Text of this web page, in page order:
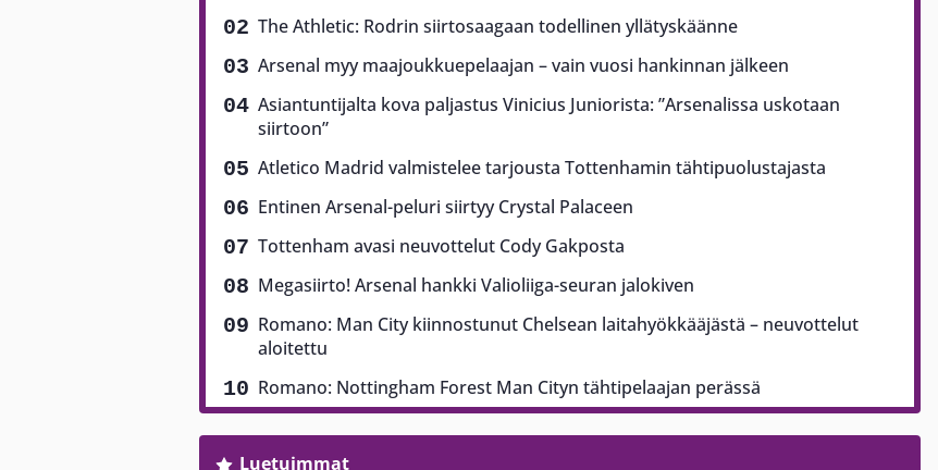
The Athletic: Rodrin siirtosaagaan todellinen yllätyskäänne
Arsenal myy maajoukkuepelaajan – vain vuosi hankinnan jälkeen
Asiantuntijalta kova paljastus Vinicius Juniorista: ”Arsenalissa uskotaan
siirtoon”
Atletico Madrid valmistelee tarjousta Tottenhamin tähtipuolustajasta
Entinen Arsenal-peluri siirtyy Crystal Palaceen
Tottenham avasi neuvottelut Cody Gakposta
Megasiirto! Arsenal hankki Valioliiga-seuran jalokiven
Romano: Man City kiinnostunut Chelsean laitahyökkääjästä – neuvottelut
aloitettu
Romano: Nottingham Forest Man Cityn tähtipelaajan perässä
Luetuimmat